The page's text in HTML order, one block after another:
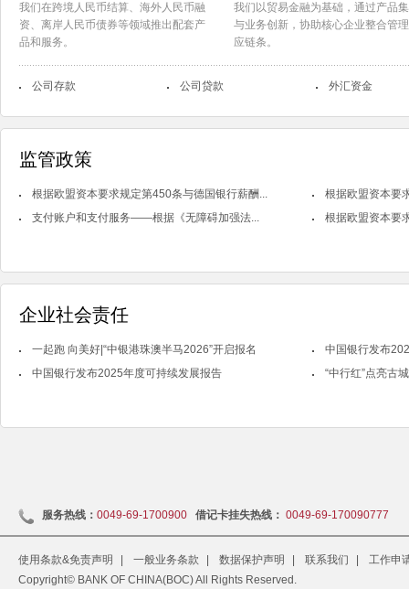
我们在跨境人民币结算、海外人民币融
资、离岸人民币债券等领域推出配套产
品和服务。
我们以贸易金融为基础，通过产品
与业务创新，协助核心企业整合管
应链条。
公司存款 公司贷款 外汇资金
监管政策
根据欧盟资本要求规定第450条与德国银行薪酬...
根据欧盟资本要
支付账户和支付服务——根据《无障碍加强法...
根据欧盟资本要
企业社会责任
一起跑 向美好|“中银港珠澳半马2026”开启报名
中国银行发布
中国银行发布2025年度可持续发展报告
“中行红”点亮古
服务热线： 0049-69-1700900 借记卡挂失热线： 0049-69-170090777
使用条款&免责声明 一般业务条款 数据保护声明 联系我们
工作申
Copyright© BANK OF CHINA(BOC) All Rights Reserved.